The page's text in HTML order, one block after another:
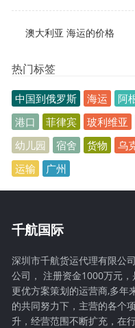
澳大利亚 海运的价格
热门标签
中国到俄罗斯 海运 阿
港口
菲律宾 玻利维亚
幼儿园
宿舍 货物 乌
运输
广州
千航国际
深圳市千航货运代理有限公
公司， 注册资金1000万元
更优方案策划的运营商,多年
的共同努力下，主营的各个
升，经营范围不断扩充，在